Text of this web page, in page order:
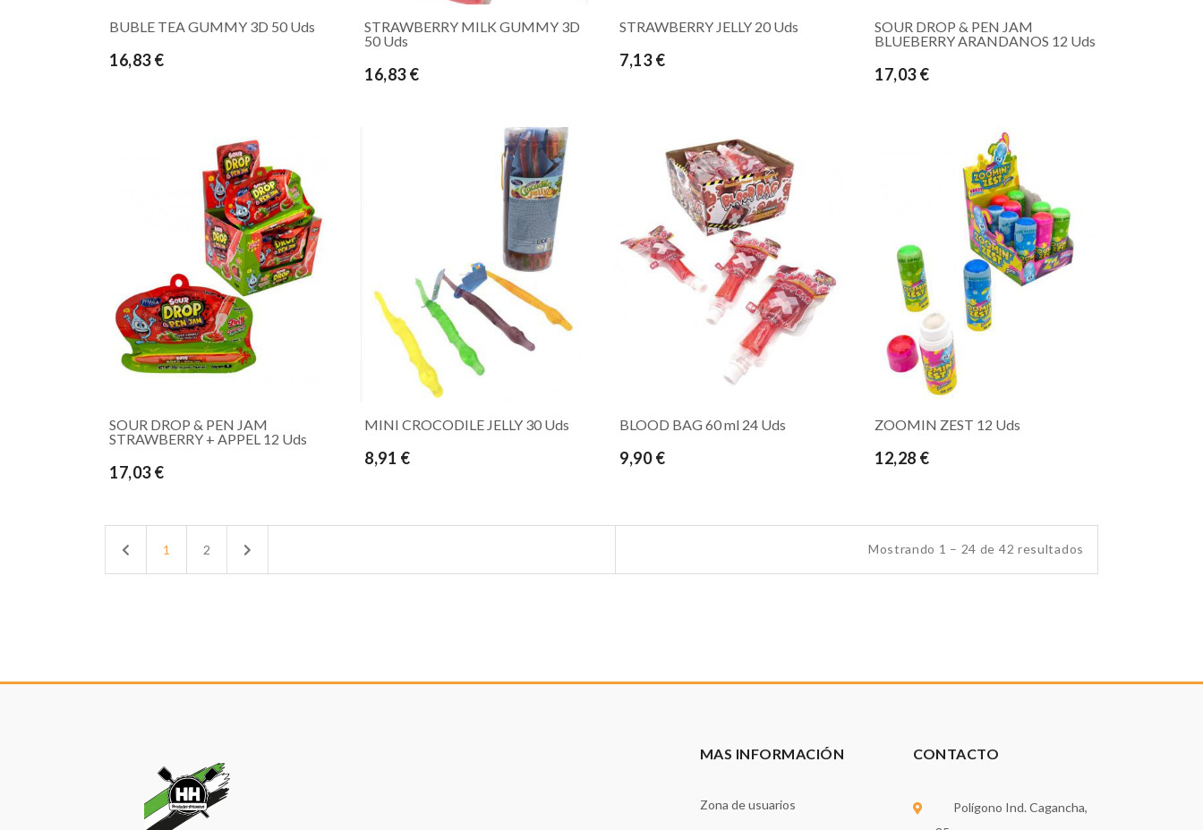
BUBLE TEA GUMMY 3D 50 Uds
16,83 €
STRAWBERRY MILK GUMMY 3D
50 Uds
16,83 €
STRAWBERRY JELLY 20 Uds
7,13 €
SOUR DROP & PEN JAM
BLUEBERRY ARANDANOS 12 Uds
17,03 €
SOUR DROP & PEN JAM
STRAWBERRY + APPEL 12 Uds
17,03 €
MINI CROCODILE JELLY 30 Uds
8,91 €
BLOOD BAG 60 ml 24 Uds
9,90 €
ZOOMIN ZEST 12 Uds
12,28 €
Previous
1 2 Mostrando 1 – 24 de 42 resultados
MAS INFORMACIÓN
Zona de usuarios
CONTACTO
Polígono Ind. Cagancha,